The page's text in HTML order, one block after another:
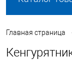
Главная страница